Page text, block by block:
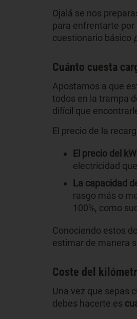
Ojalá se nos
para enfrentarte
cuestionario básico
Cuánto cuesta
Apostamos a que
todos en la trampa
difícil que
El precio de la
El precio del
electricidad
La capacidad
rasgo más o
100%, como
Conociendo estos
estimar de manera
Coste del
Una vez que sepas
debes hacerte es